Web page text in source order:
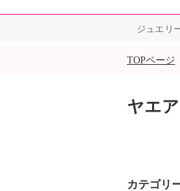
ジュエリ
SALE
TOPページ
ヤエ
カテゴリ